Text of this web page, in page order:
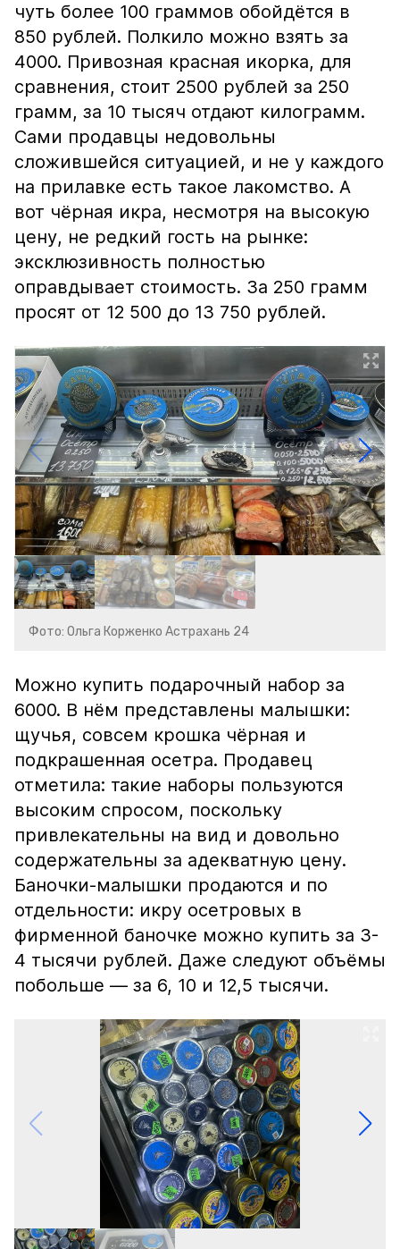
чуть более 100 граммов обойдётся в
850 рублей. Полкило можно взять за
4000. Привозная красная икорка, для
сравнения, стоит 2500 рублей за 250
грамм, за 10 тысяч отдают килограмм.
Сами продавцы недовольны
сложившейся ситуацией, и не у каждого
на прилавке есть такое лакомство. А
вот чёрная икра, несмотря на высокую
цену, не редкий гость на рынке:
эксклюзивность полностью
оправдывает стоимость. За 250 грамм
просят от 12 500 до 13 750 рублей.
Фото: Ольга Корженко Астрахань 24
Можно купить подарочный набор за
6000. В нём представлены малышки:
щучья, совсем крошка чёрная и
подкрашенная осетра. Продавец
отметила: такие наборы пользуются
высоким спросом, поскольку
привлекательны на вид и довольно
содержательны за адекватную цену.
Баночки-малышки продаются и по
отдельности: икру осетровых в
фирменной баночке можно купить за 3-
4 тысячи рублей. Даже следуют объёмы
побольше — за 6, 10 и 12,5 тысячи.